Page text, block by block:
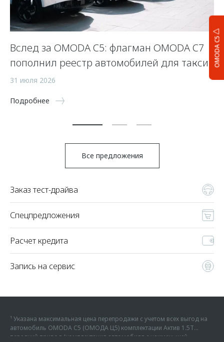
OMODA C5
Вслед за OMODA C5: флагман OMODA C7
пополнил реестр автомобилей для такси
31 июля 2026
Подробнее
Все предложения
Заказ тест-драйва
Спецпредложения
Расчет кредита
Запись на сервис
¹ Указана максимальная цена перепродажи с учетом всех выгод на
автомобиль OMODA C5 (ОМОДА Ц5) комплектации Актив 1.5Т
передний привод (комплектация автомобиля с наименьшей